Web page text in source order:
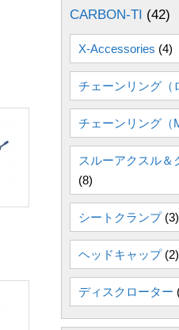
CARBON-TI (42)
X-Accessories (4)
チェーンリング（
チェーンリング（
スルーアクスル＆
(8)
シートクランプ(3)
ヘッドキャップ(2)
ディスクローター